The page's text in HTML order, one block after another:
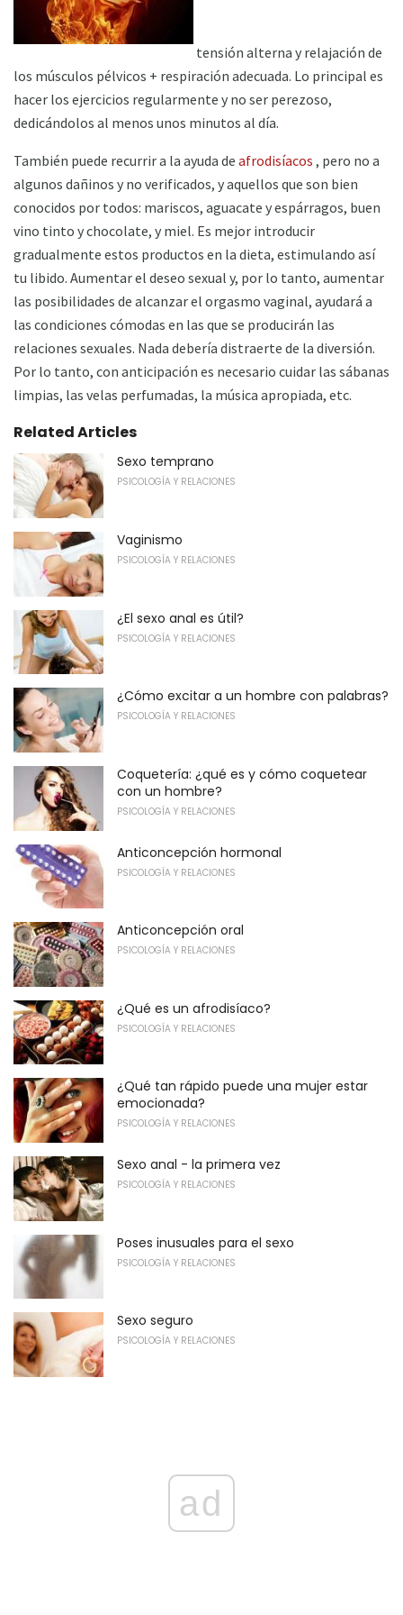
tensión alterna y relajación de
los músculos pélvicos + respiración adecuada. Lo principal es
hacer los ejercicios regularmente y no ser perezoso,
dedicándolos al menos unos minutos al día.
También puede recurrir a la ayuda de afrodisíacos , pero no a
algunos dañinos y no verificados, y aquellos que son bien
conocidos por todos: mariscos, aguacate y espárragos, buen
vino tinto y chocolate, y miel. Es mejor introducir
gradualmente estos productos en la dieta, estimulando así
tu libido. Aumentar el deseo sexual y, por lo tanto, aumentar
las posibilidades de alcanzar el orgasmo vaginal, ayudará a
las condiciones cómodas en las que se producirán las
relaciones sexuales. Nada debería distraerte de la diversión.
Por lo tanto, con anticipación es necesario cuidar las sábanas
limpias, las velas perfumadas, la música apropiada, etc.
Related Articles
Sexo temprano
PSICOLOGÍA Y RELACIONES
Vaginismo
PSICOLOGÍA Y RELACIONES
¿El sexo anal es útil?
PSICOLOGÍA Y RELACIONES
¿Cómo excitar a un hombre con palabras?
PSICOLOGÍA Y RELACIONES
Coquetería: ¿qué es y cómo coquetear
con un hombre?
PSICOLOGÍA Y RELACIONES
Anticoncepción hormonal
PSICOLOGÍA Y RELACIONES
Anticoncepción oral
PSICOLOGÍA Y RELACIONES
¿Qué es un afrodisíaco?
PSICOLOGÍA Y RELACIONES
¿Qué tan rápido puede una mujer estar
emocionada?
PSICOLOGÍA Y RELACIONES
Sexo anal - la primera vez
PSICOLOGÍA Y RELACIONES
Poses inusuales para el sexo
PSICOLOGÍA Y RELACIONES
Sexo seguro
PSICOLOGÍA Y RELACIONES
ad